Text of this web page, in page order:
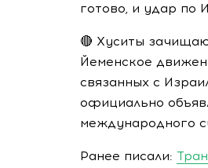
готово, и удар по
🔴 Хуситы
Йеменское
связанных с
официально
международного
Ранее писали: